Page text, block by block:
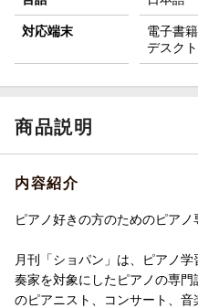
対応端末
電子書
デスク
商品説明
内容紹介
ピアノ好きの方のためのピアノ
月刊「ショパン」は、ピアノ
奏家を対象にしたピアノの専
のピアニスト、コンサート、音